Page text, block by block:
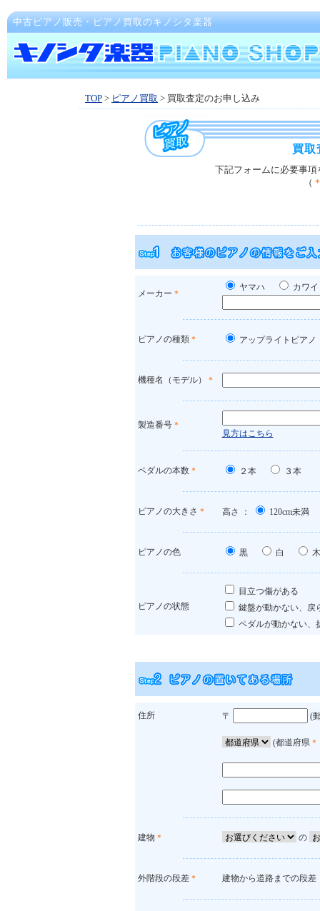
中古ピアノ販売・ピアノ買取のキノシタ楽器
TOP > ピアノ買取 > 買取査定のお申し込み
買取
下記フォームに必要事
（
メーカー ＊
ヤマハ カワ
ピアノの種類＊ アップライトピア
機種名（モデル） ＊
製造番号＊
見方はこちら
ペダルの本数＊ ２本 ３本
ピアノの大きさ ＊ 高さ ： 120cm未満
ピアノの色 黒 白
ピアノの状態
目立つ傷がある
鍵盤が動かない、
ペダルが動かない、
住所 〒 (
(都道府県＊
建物 ＊ の
外階段の段差＊ 建物から道路までの段差